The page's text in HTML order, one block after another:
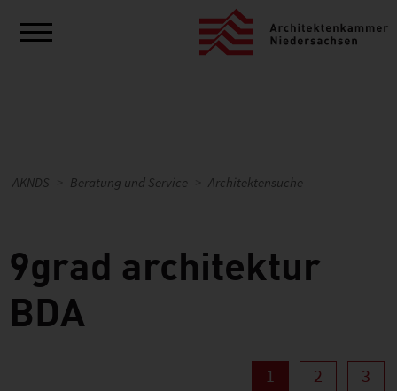
AKNDS Beratung und Service Architektensuche
9grad architektur
BDA
1 2 3